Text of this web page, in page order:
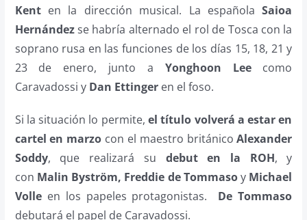
Kenten la dirección musical. La españolaSaioa
Hernándezse habría alternado el rol de Tosca con la
soprano rusa en las funciones de los días 15, 18, 21 y
23 de enero, junto a Yonghoon Leecomo
Caravadossi y Dan Ettingeren el foso.
Si la situación lo permite, el título volverá a estar en
cartel en marzo con el maestro británicoAlexander
Soddy, que realizará su debut en la ROH, y
con Malin Byström, Freddie de Tommasoy Michael
Volleen los papeles protagonistas.
De Tommaso
debutará el papel de Caravadossi.